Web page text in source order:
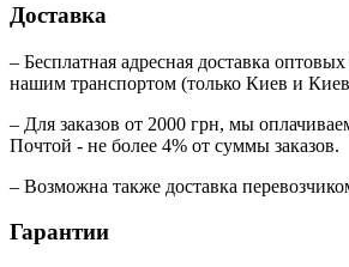
Доставка
– Бесплатная адресная доставка
нашим транспортом (только Киев и
– Для заказов от 2000 грн, мы
Почтой - не более 4% от суммы заказов.
– Возможна также доставка
Гарантии